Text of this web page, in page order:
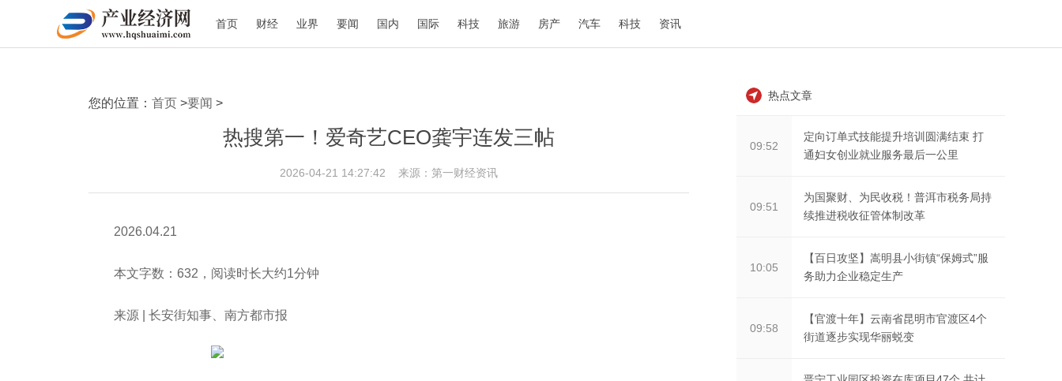
首页 财经 业界 要闻 国内 国际 科技 旅游 房产 汽车 科技 资讯
您的位置： 首页 >要闻 >
热搜第一！爱奇艺CEO龚宇连发三帖
2026-04-21 14:27:42 来源：第一财经资讯
2026.04.21
本文字数：632，阅读时长大约1分钟
来源 | 长安街知事、南方都市报
热点文章
09:52
定向订单式技能提升培训圆满结束 打
通妇女创业就业服务最后一公里
09:51
为国聚财、为民收税！普洱市税务局持
续推进税收征管体制改革
10:05
【百日攻坚】嵩明县小街镇“保姆式”服
务助力企业稳定生产
09:58
【官渡十年】云南省昆明市官渡区4个
街道逐步实现华丽蜕变